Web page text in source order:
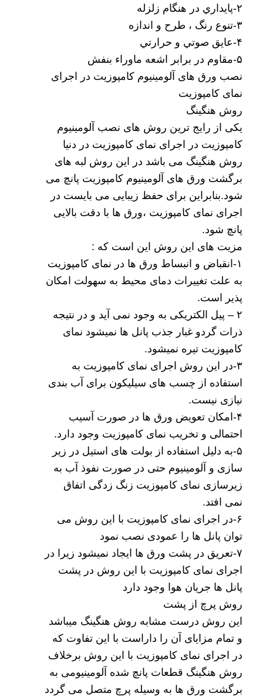
۲-پايداري در هنگام زلزله
۳-تنوع رنگ ، طرح و اندازه
۴-عايق صوتي و حرارتي
۵-مقاوم در برابر اشعه ماوراء بنفش
نصب ورق های آلومینیوم کامپوزیت در اجرای
نمای کامپوزیت
روش هنگینگ
یکی از رایج ترین روش های نصب آلومینیوم
کامپوزیت در اجرای نمای کامپوزیت در دنیا
روش هنگینگ می باشد در این روش لبه های
برگشت ورق های آلومینیوم کامپوزیت پانچ می
شود.بنابراین برای حفظ زیبایی می بایست در
اجرای نمای کامپوزیت ،ورق ها با دقت بالایی
پانچ شود.
مزیت های این روش این است که :
۱-انقباض و انبساط ورق ها در نمای کامپوزیت
به علت تغییرات دمای محیط به سهولت امکان
پذیر است.
۲ – پیل الکتریکی به وجود نمی آید و در نتیجه
ذرات گردو غبار جذب پانل ها نمیشود نمای
کامپوزیت تیره نمیشود.
۳-در این روش
اجرای نمای کامپوزیت به
استفاده از چسب های سیلیکون برای آب بندی
نیازی نیست.
۴-امکان تعویض ورق ها در صورت آسیب
احتمالی و تخریب نمای کامپوزیت وجود دارد.
۵-به دلیل استفاده از بولت های استیل در زیر
سازی و آلومینیوم حتی در صورت نفوذ آب به
زیرسازی نمای کامپوزیت زنگ زدگی اتفاق
نمی افتد.
۶-در اجرای نمای کامپوزیت با این روش می
توان پانل ها را عمودی نصب نمود
۷-تعریق در پشت ورق ها ایجاد نمیشود زیرا در
اجرای نمای کامپوزیت با این روش در پشت
پانل ها جریان هوا وجود دارد
روش پرچ از پشت
این روش درست مشابه روش هنگینگ میباشد
و تمام مزایای آن را داراست با این تفاوت که
در اجرای نمای کامپوزیت با این روش برخلاف
روش هنگینگ قطعات پانچ شده آلومینیومی به
برگشت ورق ها به وسیله پرچ متصل می گردد